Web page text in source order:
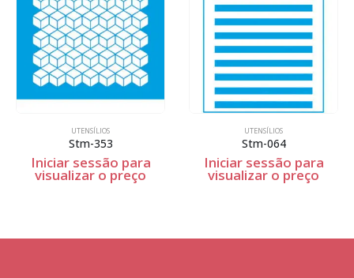
UTENSÍLIOS
Stm-353
Iniciar sessão para
visualizar o preço
UTENSÍLIOS
Stm-064
Iniciar sessão para
visualizar o preço